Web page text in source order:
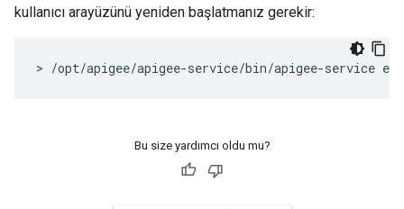
kullanıcı arayüzünü yeniden başlatmanız gerekir:
> /opt/apigee/apigee-service/bin/apigee-service
Bu size yardımcı oldu mu?